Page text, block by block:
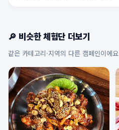
🔎 비슷한 체험단 더보기
같은 카테고리·지역의 다른 캠페인이에요